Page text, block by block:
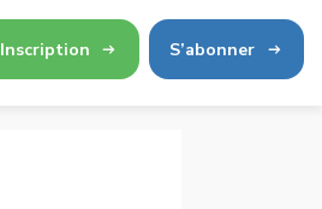
Inscription S’abonner